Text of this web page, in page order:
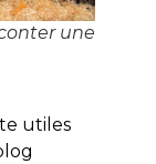
une
utiles